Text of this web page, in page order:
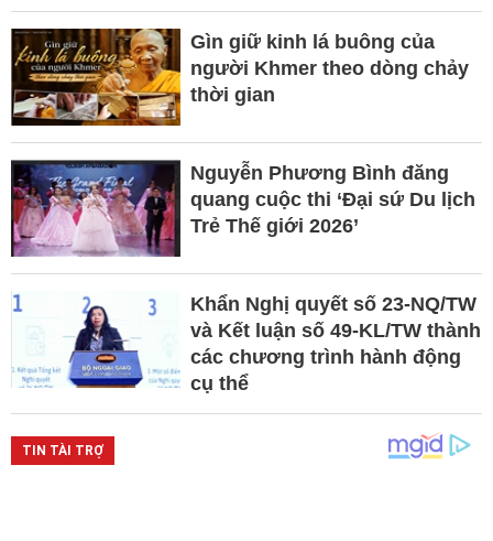
Gìn giữ kinh lá buông của
người Khmer theo dòng chảy
thời gian
Nguyễn Phương Bình đăng
quang cuộc thi ‘Đại sứ Du lịch
Trẻ Thế giới 2026’
Khẩn Nghị quyết số 23-NQ/TW
và Kết luận số 49-KL/TW thành
các chương trình hành động
cụ thể